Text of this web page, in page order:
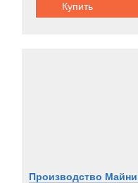
Купить
Производство